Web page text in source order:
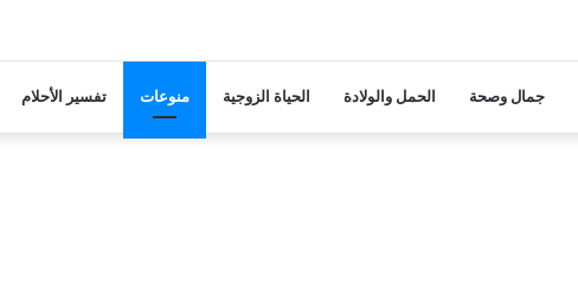
جمال وصحة الحمل والولادة الحياة الزوجية منوعات تفسير الأحلام